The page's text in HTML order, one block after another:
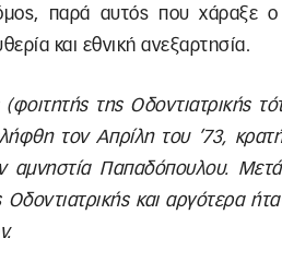
παρά αυτός που χάραξε
και εθνική ανεξαρτησία.
της Οδοντιατρικής
τον Απρίλη του ’73,
αμνηστία Παπαδόπουλου.
και αργότερα